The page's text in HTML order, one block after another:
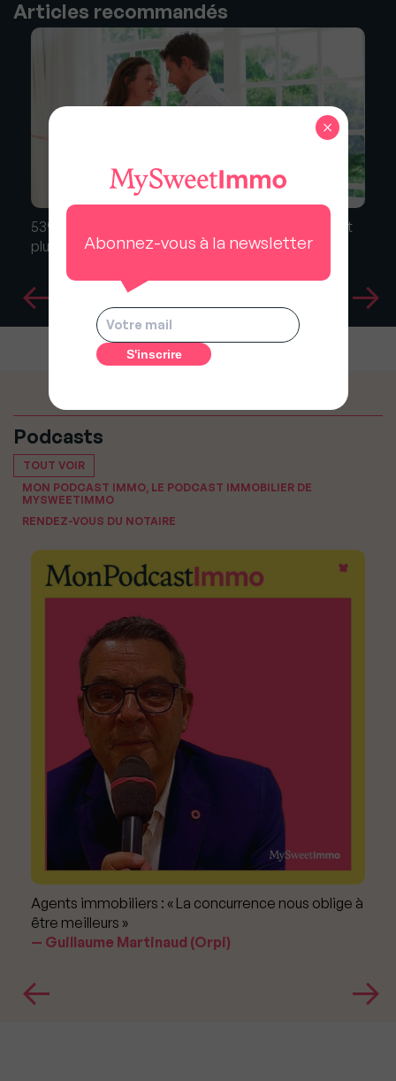
Articles recommandés
53% des Français estiment qu'acheter à deux est
plus engageant que se pacser ou se marier !
Podcasts
TOUT VOIR
MON PODCAST IMMO, LE PODCAST IMMOBILIER DE
MYSWEETIMMO
RENDEZ-VOUS DU NOTAIRE
Agents immobiliers : « La concurrence nous oblige à
être meilleurs »
Guillaume Martinaud (Orpi)
Abonnez-vous à la newsletter
×